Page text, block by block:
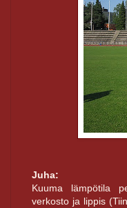
Juha:
Kuuma lämpötila
verkosto ja lippis